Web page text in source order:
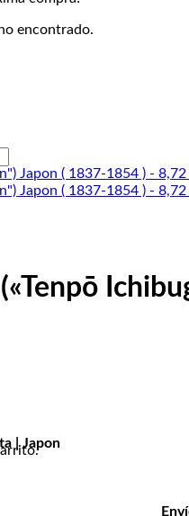
encontrado.
| Japon